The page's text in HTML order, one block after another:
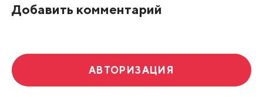
Добавить комментарий
АВТОРИЗАЦИЯ